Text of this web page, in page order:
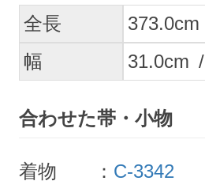
全長 373.0cm
幅
31.0cm /
合わせた帯・小物
着物 ： C-3342